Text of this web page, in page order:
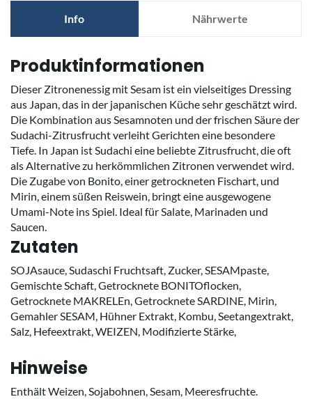
Info Nährwerte
Produktinformationen
Dieser Zitronenessig mit Sesam ist ein vielseitiges Dressing
aus Japan, das in der japanischen Küche sehr geschätzt wird.
Die Kombination aus Sesamnoten und der frischen Säure der
Sudachi-Zitrusfrucht verleiht Gerichten eine besondere
Tiefe. In Japan ist Sudachi eine beliebte Zitrusfrucht, die oft
als Alternative zu herkömmlichen Zitronen verwendet wird.
Die Zugabe von Bonito, einer getrockneten Fischart, und
Mirin, einem süßen Reiswein, bringt eine ausgewogene
Umami-Note ins Spiel. Ideal für Salate, Marinaden und
Saucen.
Zutaten
SOJAsauce, Sudaschi Fruchtsaft, Zucker, SESAMpaste,
Gemischte Schaft, Getrocknete BONITOflocken,
Getrocknete MAKRELEn, Getrocknete SARDINE, Mirin,
Gemahler SESAM, Hühner Extrakt, Kombu, Seetangextrakt,
Salz, Hefeextrakt, WEIZEN, Modifizierte Stärke,
Hinweise
Enthält Weizen, Sojabohnen, Sesam, Meeresfruchte.